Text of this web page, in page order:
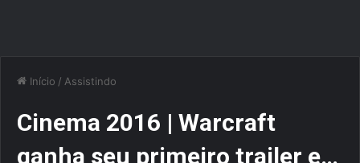
Início / Assistindo
Cinema 2016 | Warcraft
ganha seu primeiro trailer e…